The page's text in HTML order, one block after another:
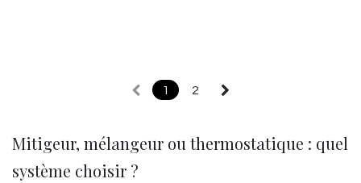
1 2
Mitigeur, mélangeur ou thermostatique : quel
système choisir ?